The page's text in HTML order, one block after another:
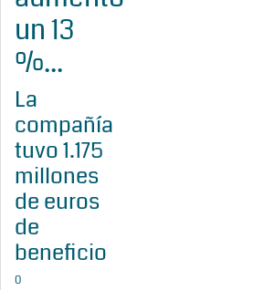
un 13
%...
La
compañía
tuvo 1.175
millones
de euros
de
beneficio
0